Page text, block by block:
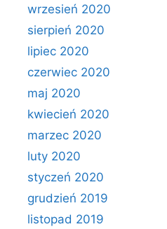
wrzesień 2020
sierpień 2020
lipiec 2020
czerwiec 2020
maj 2020
kwiecień 2020
marzec 2020
luty 2020
styczeń 2020
grudzień 2019
listopad 2019